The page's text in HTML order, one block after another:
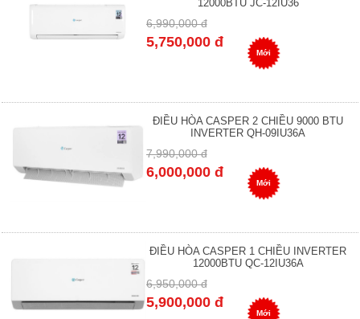
12000BTU JC-12IU36
6,990,000 đ
5,750,000 đ
Mới
ĐIỀU HÒA CASPER 2 CHIỀU 9000 BTU
INVERTER QH-09IU36A
7,990,000 đ
6,000,000 đ
Mới
ĐIỀU HÒA CASPER 1 CHIỀU INVERTER
12000BTU QC-12IU36A
6,950,000 đ
5,900,000 đ
Mới